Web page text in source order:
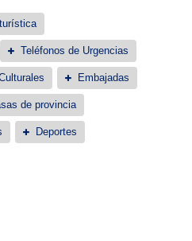
Teléfonos de Urgencias
Embajadas
de provincia
Deportes